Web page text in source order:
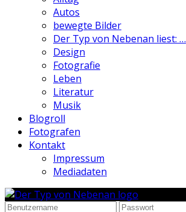
Autos
bewegte Bilder
Der Typ von Nebenan liest: …
Design
Fotografie
Leben
Literatur
Musik
Blogroll
Fotografen
Kontakt
Impressum
Mediadaten